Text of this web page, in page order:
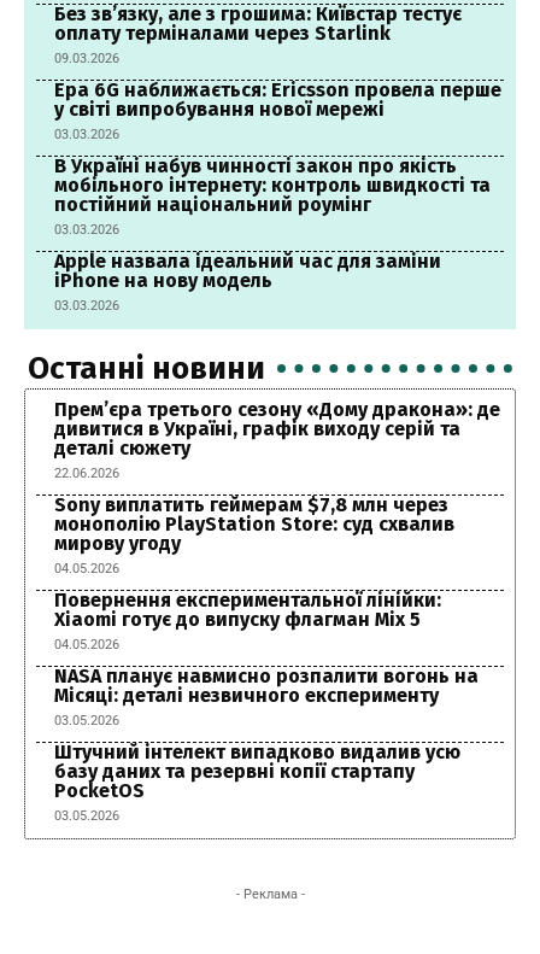
Без зв’язку, але з грошима: Київстар тестує
оплату терміналами через Starlink
09.03.2026
Ера 6G наближається: Ericsson провела перше
у світі випробування нової мережі
03.03.2026
В Україні набув чинності закон про якість
мобільного інтернету: контроль швидкості та
постійний національний роумінг
03.03.2026
Apple назвала ідеальний час для заміни
iPhone на нову модель
03.03.2026
Останні новини
Прем’єра третього сезону «Дому дракона»: де
дивитися в Україні, графік виходу серій та
деталі сюжету
22.06.2026
Sony виплатить геймерам $7,8 млн через
монополію PlayStation Store: суд схвалив
мирову угоду
04.05.2026
Повернення експериментальної лінійки:
Xiaomi готує до випуску флагман Mix 5
04.05.2026
NASA планує навмисно розпалити вогонь на
Місяці: деталі незвичного експерименту
03.05.2026
Штучний інтелект випадково видалив усю
базу даних та резервні копії стартапу
PocketOS
03.05.2026
- Реклама -